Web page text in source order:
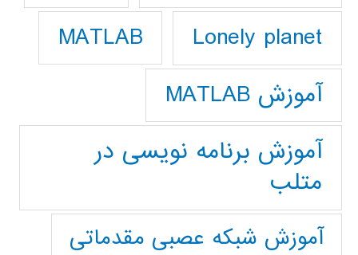
Lonely planet
MATLAB
آموزش MATLAB
آموزش برنامه نویسی در
متلب
آموزش شبکه عصبی مقدماتی